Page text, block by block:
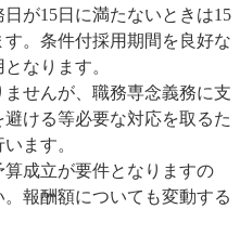
が15日に満たないときは15
。条件付採用期間を良好な
なります。
せんが、職務専念義務に支
ける等必要な対応を取るた
ます。
成立が要件となりますの
報酬額についても変動する